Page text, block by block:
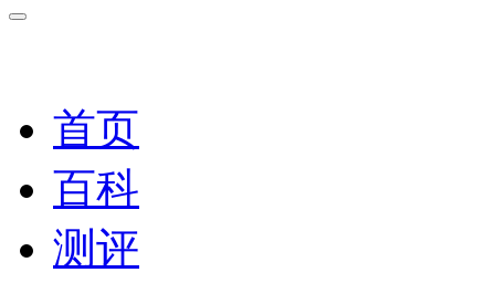
首页
百科
测评